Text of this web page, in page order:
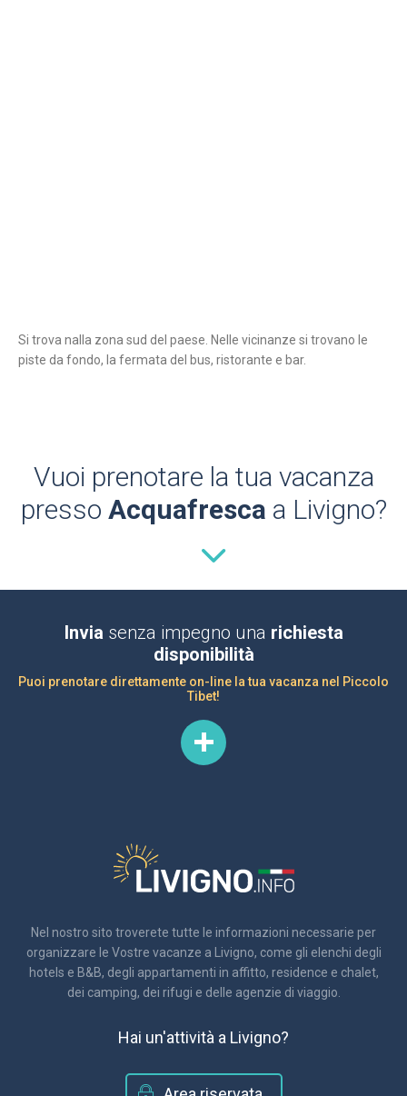
Si trova nalla zona sud del paese. Nelle vicinanze si trovano le
piste da fondo, la fermata del bus, ristorante e bar.
Vuoi prenotare la tua vacanza
presso Acquafresca a Livigno?
Invia senza impegno una richiesta
disponibilità
Puoi prenotare direttamente on-line la tua vacanza nel Piccolo
Tibet!
Nel nostro sito troverete tutte le informazioni necessarie per
organizzare le Vostre vacanze a Livigno, come gli elenchi degli
hotels e B&B, degli appartamenti in affitto, residence e chalet,
dei camping, dei rifugi e delle agenzie di viaggio.
Hai un'attività a Livigno?